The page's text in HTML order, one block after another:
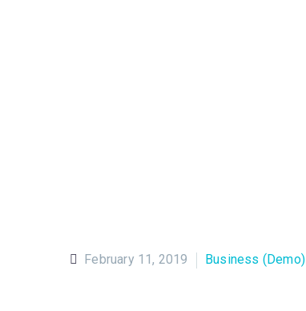
February 11, 2019 Business (Demo)